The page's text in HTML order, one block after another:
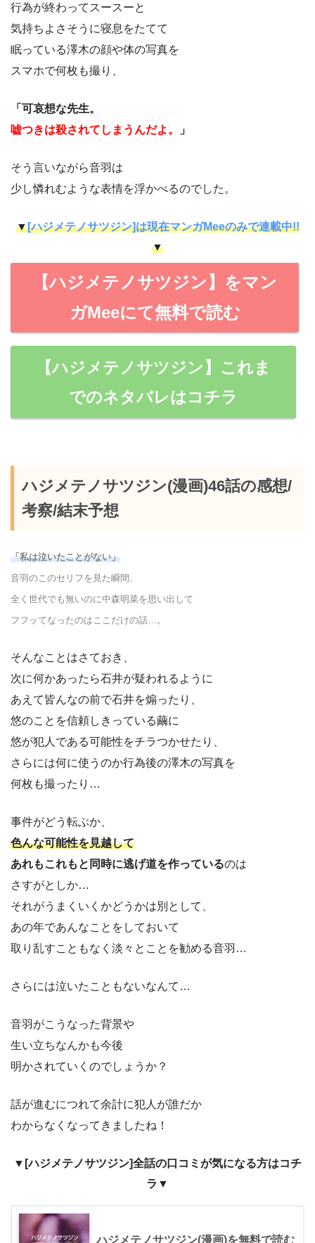
行為が終わってスースーと
気持ちよさそうに寝息をたてて
眠っている澤木の顔や体の写真を
スマホで何枚も撮り、
「可哀想な先生。
嘘つきは殺されてしまうんだよ。
」
そう言いながら音羽は
少し憐れむような表情を浮かべるのでした。
▼[ハジメテノサツジン]は現在マンガMeeのみで連載中!!
▼
【ハジメテノサツジン】をマン
ガMeeにて無料で読む
【ハジメテノサツジン】これま
でのネタバレはコチラ
ハジメテノサツジン(漫画)46話の感想/
考察/結末予想
「私は泣いたことがない」
音羽のこのセリフを見た瞬間、
全く世代でも無いのに中森明菜を思い出して
フフッてなったのはここだけの話…。
そんなことはさておき、
次に何かあったら石井が疑われるように
あえて皆んなの前で石井を煽ったり、
悠のことを信頼しきっている繭に
悠が犯人である可能性をチラつかせたり、
さらには何に使うのか行為後の澤木の写真を
何枚も撮ったり…
事件がどう転ぶか、
色んな可能性を見越して
あれもこれもと同時に逃げ道を作っているのは
さすがとしか…
それがうまくいくかどうかは別として、
あの年であんなことをしておいて
取り乱すこともなく淡々とことを勧める音羽…
さらには泣いたこともないなんて…
音羽がこうなった背景や
生い立ちなんかも今後
明かされていくのでしょうか？
話が進むにつれて余計に犯人が誰だか
わからなくなってきましたね！
▼[ハジメテノサツジン]全話の口コミが気になる方はコチ
ラ▼
ハジメテノサツジン(漫画)を無料で読む